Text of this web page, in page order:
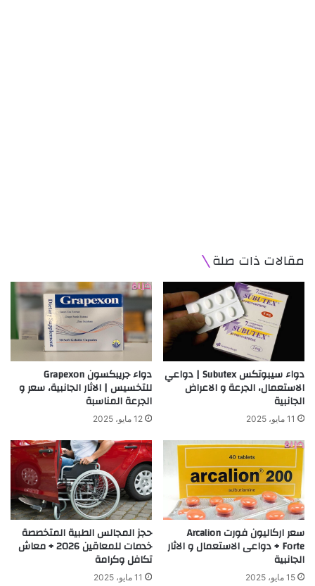
مقالات ذات صلة
دواء سيبوتكس Subutex | دواعي
الاستعمال، الجرعة و الاعراض
الجانبية
11 مايو، 2025
دواء جريبكسون Grapexon
للتخسيس | الاثار الجانبية، سعر و
الجرعة المناسبة
12 مايو، 2025
سعر اركاليون فورت Arcalion
Forte + دواعى الاستعمال و الاثار
الجانبية
15 مايو، 2025
حجز المجالس الطبية المتخصصة
خدمات للمعاقين 2026 + معاش
تكافل وكرامة
11 مايو، 2025